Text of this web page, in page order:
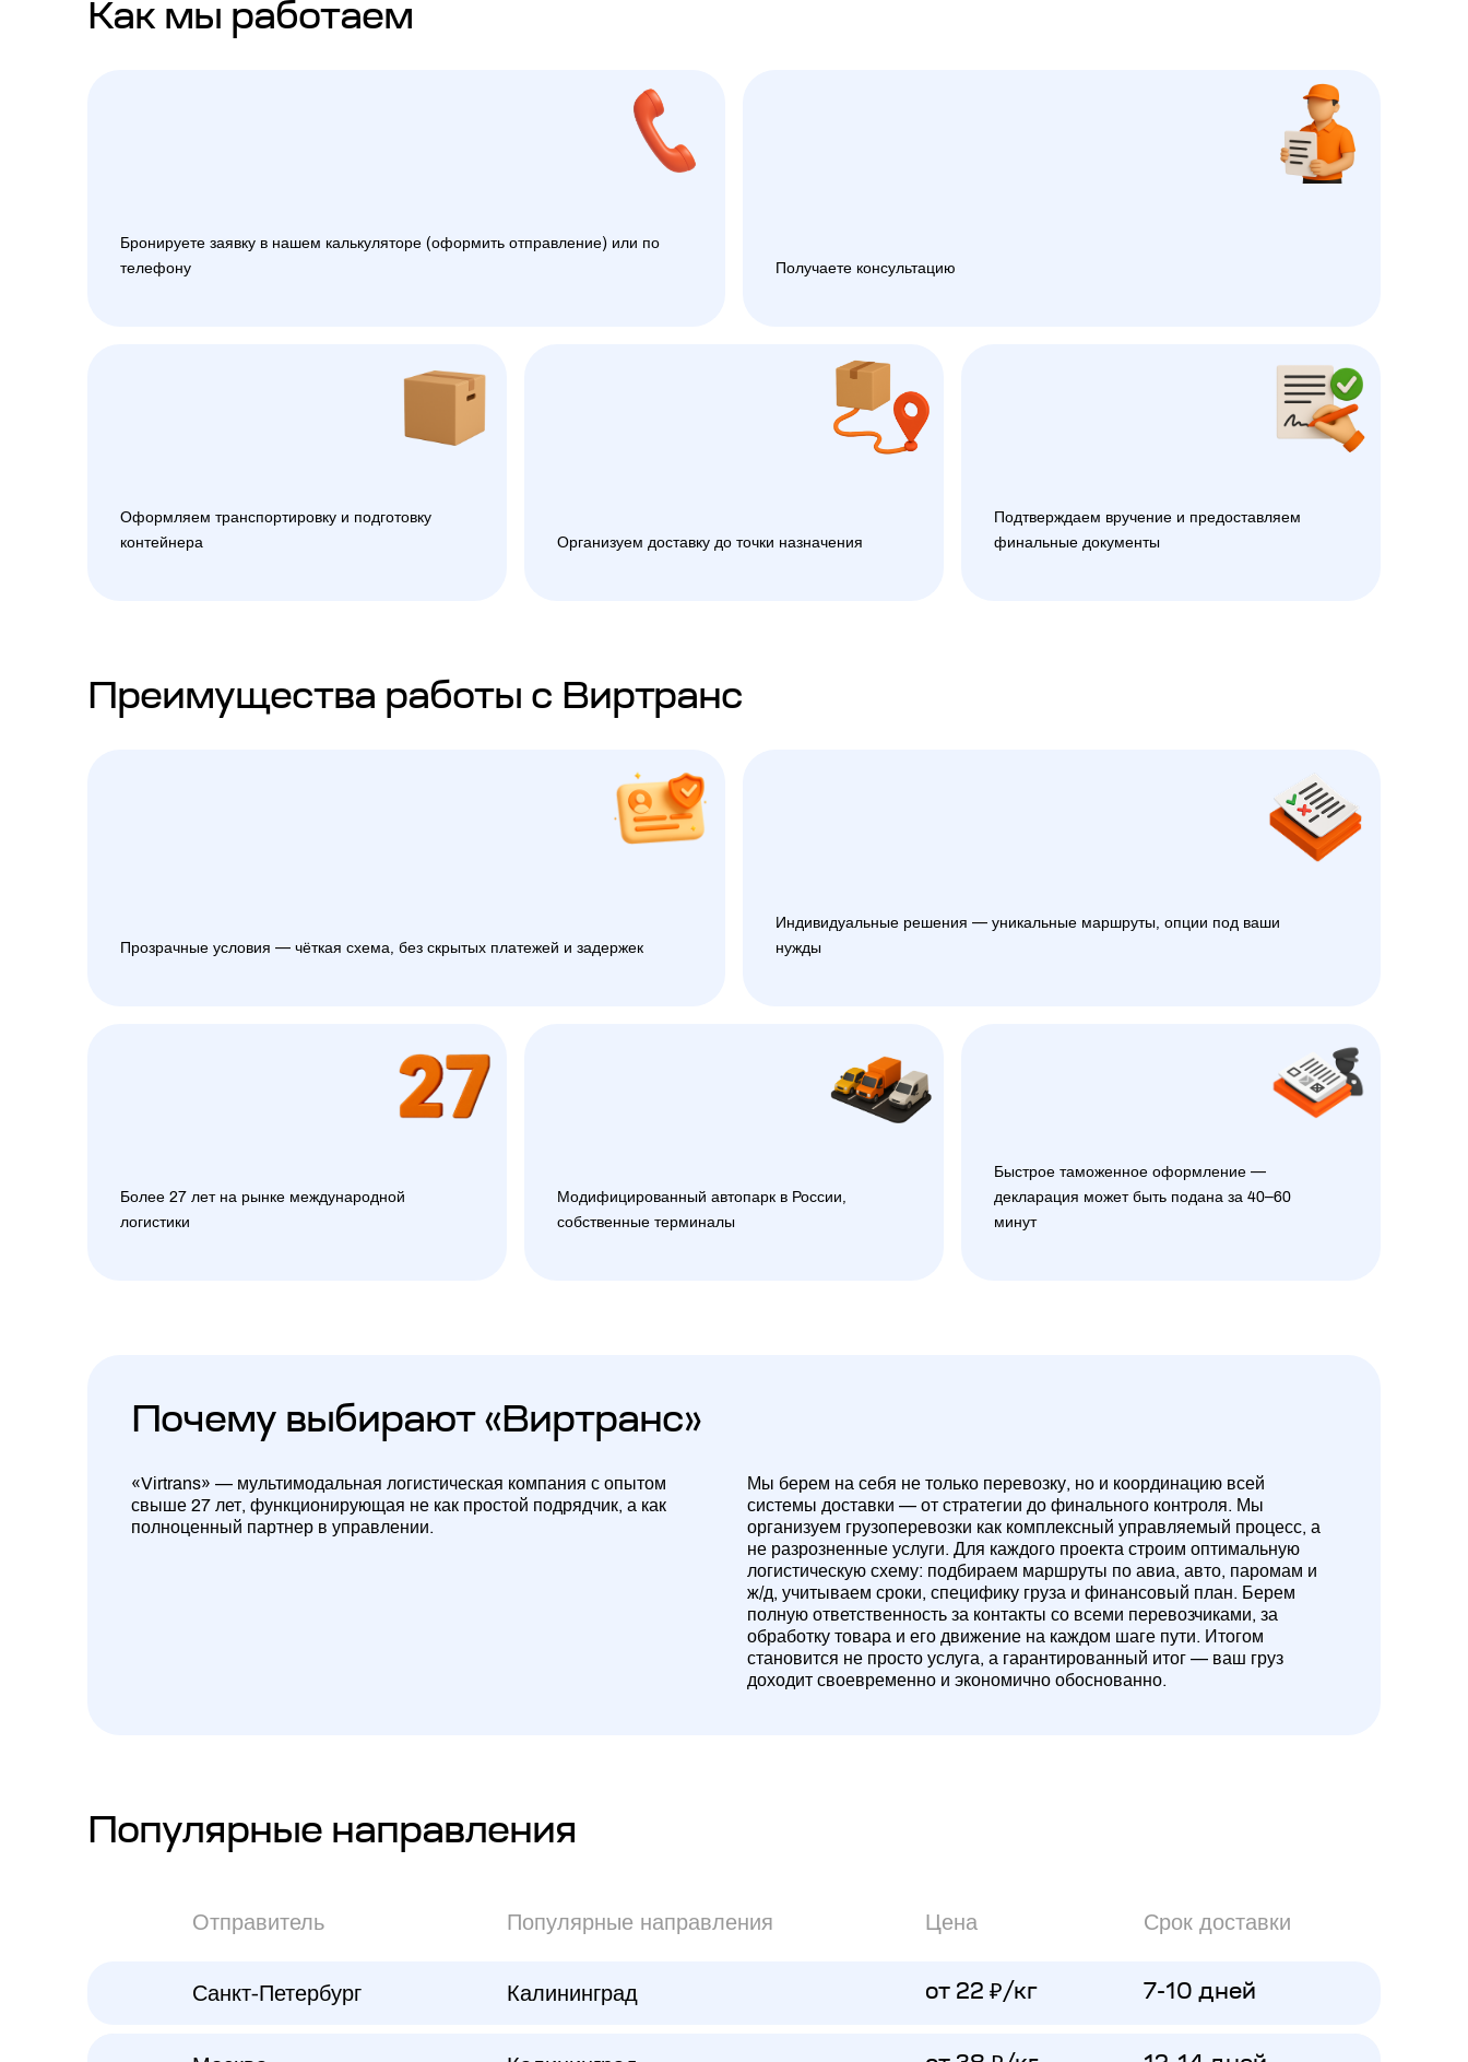
Как мы работаем
Бронируете заявку в нашем калькуляторе (оформить отправление) или по
телефону
Получаете консультацию
Оформляем транспортировку и подготовку
контейнера
Организуем доставку до точки назначения
Подтверждаем вручение и предоставляем
финальные документы
Преимущества работы с Виртранс
Прозрачные условия — чёткая схема, без скрытых платежей и задержек
Индивидуальные решения — уникальные маршруты, опции под ваши
нужды
Более 27 лет на рынке международной
логистики
Модифицированный автопарк в России,
собственные терминалы
Быстрое таможенное оформление —
декларация может быть подана за 40–60
минут
Почему выбирают «Виртранс»
«Virtrans» — мультимодальная логистическая компания с опытом
свыше 27 лет, функционирующая не как простой подрядчик, а как
полноценный партнер в управлении.
Мы берем на себя не только перевозку, но и координацию всей
системы доставки — от стратегии до финального контроля. Мы
организуем грузоперевозки как комплексный управляемый процесс, а
не разрозненные услуги. Для каждого проекта строим оптимальную
логистическую схему: подбираем маршруты по авиа, авто, паромам и
ж/д, учитываем сроки, специфику груза и финансовый план. Берем
полную ответственность за контакты со всеми перевозчиками, за
обработку товара и его движение на каждом шаге пути. Итогом
становится не просто услуга, а гарантированный итог — ваш груз
доходит своевременно и экономично обоснованно.
Популярные направления
Отправитель Популярные направления Цена Срок доставки
Санкт-Петербург Калининград от 22 ₽/кг 7-10 дней